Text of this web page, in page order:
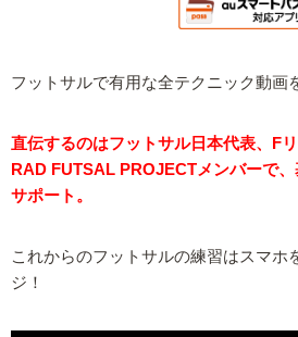
フットサルで有用な全テクニック動画
直伝するのはフットサル日本代表、F
RAD FUTSAL PROJECTメンバーで
サポート。
これからのフットサルの練習はスマホ
ジ！